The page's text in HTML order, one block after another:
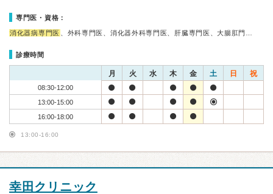
専門医・資格：
消化器病専門医 、外科専門医、消化器外科専門医、肝臓専門医、大腸肛門…
診療時間
月 火 水 木 金 土 日 祝
08:30-12:00
13:00-15:00
16:00-18:00
13:00-16:00
幸田クリニック